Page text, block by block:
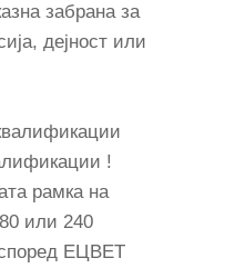
забрана за
дејност или
!
рамка на
или 240
според ЕЦВЕТ